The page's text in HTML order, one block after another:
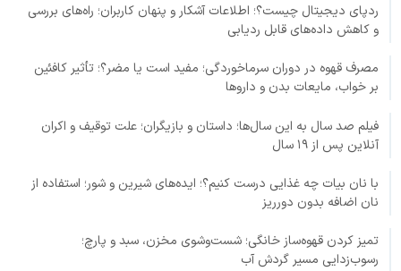
ردپای دیجیتال چیست؟؛ اطلاعات آشکار و پنهان کاربران؛ راه‌های بررسی
و کاهش داده‌های قابل ردیابی
مصرف قهوه در دوران سرماخوردگی؛ مفید است یا مضر؟؛ تأثیر کافئین
بر خواب، مایعات بدن و داروها
فیلم صد سال به این سال‌ها؛ داستان و بازیگران؛ علت توقیف و اکران
آنلاین پس از ۱۹ سال
با نان بیات چه غذایی درست کنیم؟؛ ایده‌های شیرین و شور؛ استفاده از
نان اضافه بدون دورریز
تمیز کردن قهوه‌ساز خانگی؛ شست‌وشوی مخزن، سبد و پارچ؛
رسوب‌زدایی مسیر گردش آب